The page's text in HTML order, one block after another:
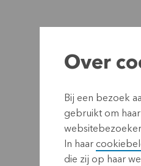
Over
Bij een bezoek
gebruikt om
In haar
die zij op haar